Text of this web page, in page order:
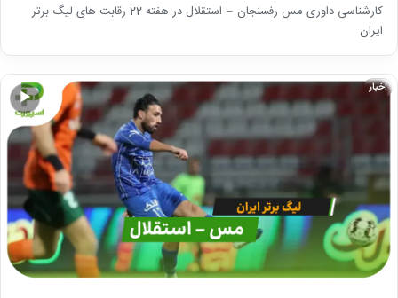
کارشناسی داوری مس رفسنجان – استقلال در هفته 22 رقابت های لیگ برتر
ایران
▶
اخبار